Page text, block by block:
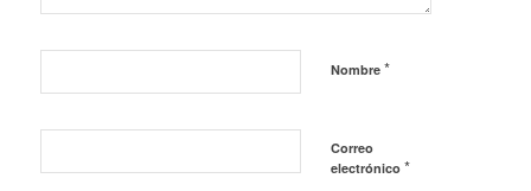
Nombre *
Correo
electrónico *